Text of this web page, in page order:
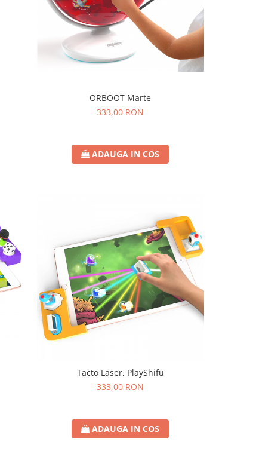
ORBOOT Marte
333,00 RON
ADAUGA IN COS
Tacto Laser, PlayShifu
333,00 RON
ADAUGA IN COS